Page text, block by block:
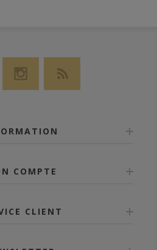
COMPTE
CLIENT